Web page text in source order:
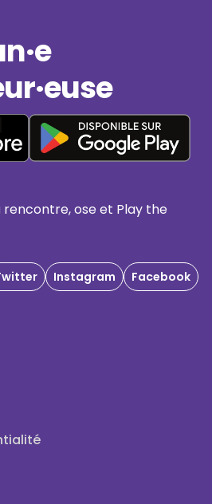
rencontre, ose et Play the
Instagram Facebook